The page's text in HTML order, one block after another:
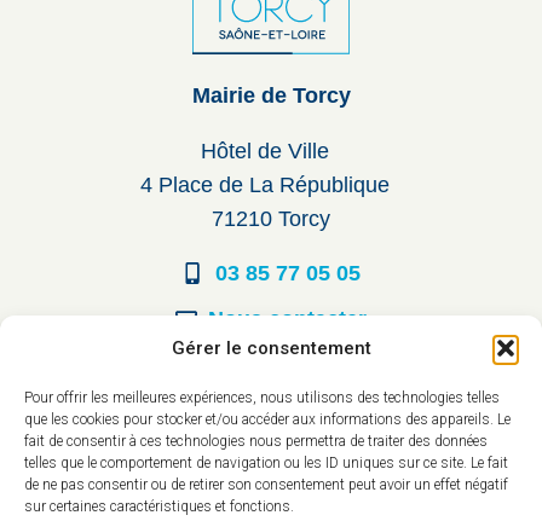
Gérer le consentement
Pour offrir les meilleures expériences, nous utilisons des technologies telles
que les cookies pour stocker et/ou accéder aux informations des appareils. Le
fait de consentir à ces technologies nous permettra de traiter des données
telles que le comportement de navigation ou les ID uniques sur ce site. Le fait
de ne pas consentir ou de retirer son consentement peut avoir un effet négatif
sur certaines caractéristiques et fonctions.
Mairie de Torcy
Hôtel de Ville
4 Place de La République
71210 Torcy
03 85 77 05 05
Nous contacter
Du lundi au vendredi :
8h30 à 12h00